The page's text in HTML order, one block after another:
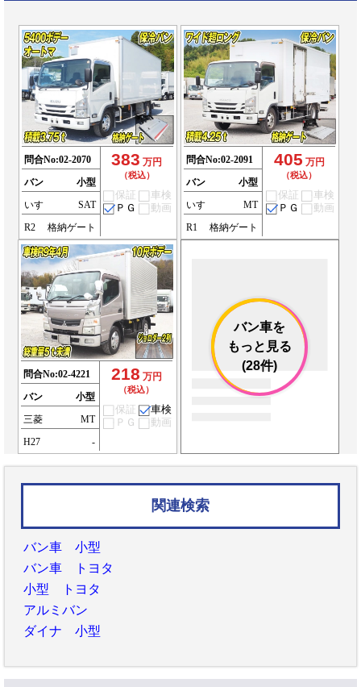
問合No:02-2070
バン
小型
いすゞ
SAT
R2
格納ゲート
383 万円
（税込）
保証
車検
ＰＧ
動画
問合No:02-2091
バン
小型
いすゞ
MT
R1
格納ゲート
405 万円
（税込）
保証
車検
ＰＧ
動画
問合No:02-4221
バン
小型
三菱
MT
H27
-
218 万円
（税込）
保証
車検
ＰＧ
動画
バン車を
もっと見る
(28件)
関連検索
バン車 小型
バン車 トヨタ
小型 トヨタ
アルミバン
ダイナ 小型